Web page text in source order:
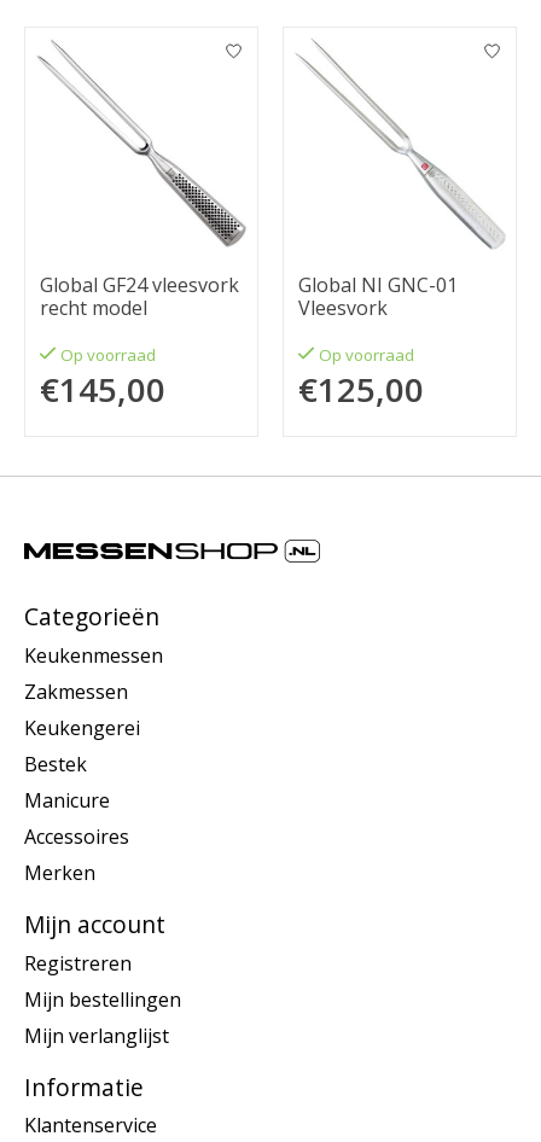
Items van productcarrousel
Global GF24 vleesvork
recht model
Op voorraad
€145,00
Global NI GNC-01
Vleesvork
Op voorraad
€125,00
Categorieën
Keukenmessen
Zakmessen
Keukengerei
Bestek
Manicure
Accessoires
Merken
Mijn account
Registreren
Mijn bestellingen
Mijn verlanglijst
Informatie
Klantenservice